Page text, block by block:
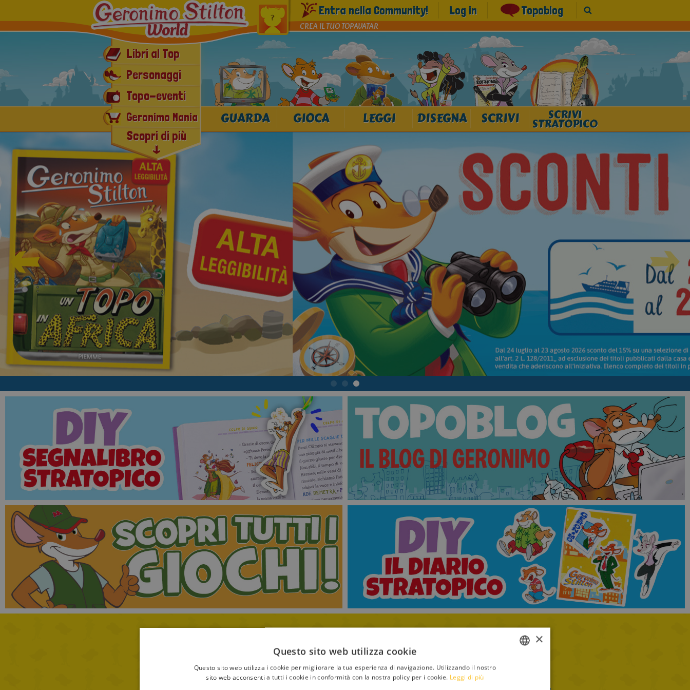
Libri al Top
Personaggi
Topo-eventi
Geronimo Mania
E-book & Audiolibri
Ultimissime novità
Scopri di più
CREA IL TUO TOPAVATAR
Entra nella Community! Log in Topoblog
GUARDA GIOCA LEGGI DISEGNA SCRIVI SCRIVI
STRATOPICO
×
Questo sito web utilizza cookie
Questo sito web utilizza i cookie per migliorare la tua esperienza di navigazione. Utilizzando il nostro
sito web acconsenti a tutti i cookie in conformità con la nostra policy per i cookie. Leggi di più